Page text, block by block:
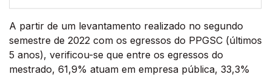
A partir de um levantamento realizado no segundo
semestre de 2022 com os egressos do PPGSC (últimos
5 anos), verificou-se que entre os egressos do
mestrado, 61,9% atuam em empresa pública, 33,3%